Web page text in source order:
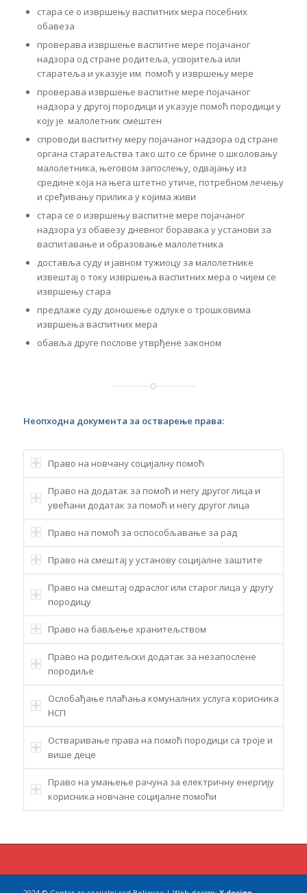
стара се о извршењу васпитних мера посебних
обавеза
проверава извршење васпитне мере појачаног
надзора од стране родитеља, усвојитеља или
старатеља и указује им помоћ у извршењу мере
проверава извршење васпитне мере појачаног
надзора у другој породици и указује помоћ породици у
коју је малолетник смештен
спроводи васпитну меру појачаног надзора од стране
органа старатељства тако што се брине о школовању
малолетника, његовом запослењу, одвајању из
средине која на њега штетно утиче, потребном лечењу
и сређивању прилика у којима живи
стара се о извршењу васпитне мере појачаног
надзора уз обавезу дневног боравака у установи за
васпитавање и образовање малолетника
доставља суду и јавном тужиоцу за малолетнике
извештај о току извршења васпитних мера о чијем се
извршењу стара
предлаже суду доношење одлуке о трошковима
извршења васпитних мера
обавља друге послове утврђене законом
Неопходна документа за остварење права:
Право на новчану социјалну помоћ
Право на додатак за помоћ и негу другог лица и
увећани додатак за помоћ и негу другог лица
Право на помоћ за оспособљавање за рад
Право на смештај у установу социјалне заштите
Право на смештај одраслог или старог лица у другу
породицу
Право на бављење хранитељством
Право на родитељски додатак за незапослене
породиље
Ослобађање плаћања комуналних услуга корисника
НСП
Остваривање права на помоћ породици са троје и
више деце
Право на умањење рачуна за електричну енергију
корисника новчане социјалне помоћи